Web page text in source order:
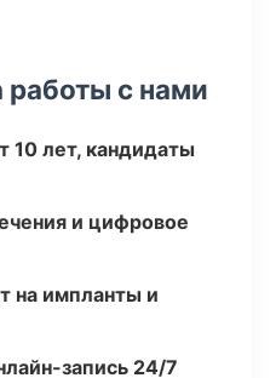
с нами
10 лет, кандидаты
и цифровое
на импланты и
запись 24/7